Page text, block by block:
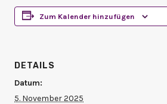
Zum Kalender hinzufügen
DETAILS
Datum:
5. November 2025